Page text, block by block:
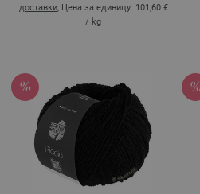
доставки, Цена за единицу: 101,60 €
/ kg